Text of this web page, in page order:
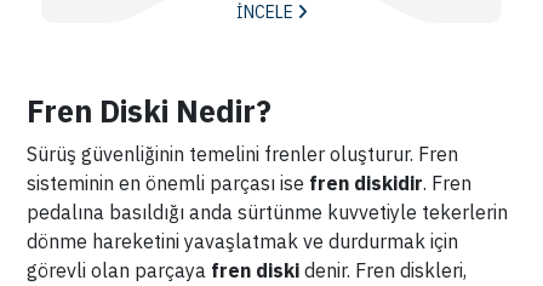
İNCELE
Fren Diski Nedir?
Sürüş güvenliğinin temelini frenler oluşturur. Fren
sisteminin en önemli parçası ise fren diskidir. Fren
pedalına basıldığı anda sürtünme kuvvetiyle tekerlerin
dönme hareketini yavaşlatmak ve durdurmak için
görevli olan parçaya fren diski denir. Fren diskleri,